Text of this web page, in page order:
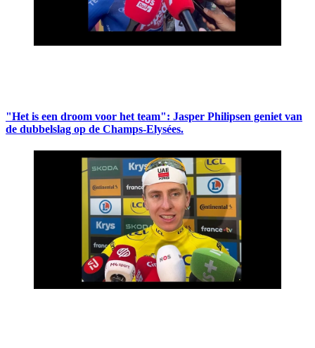
"Het is een droom voor het team": Jasper Philipsen geniet van
de dubbelslag op de Champs-Elysées.